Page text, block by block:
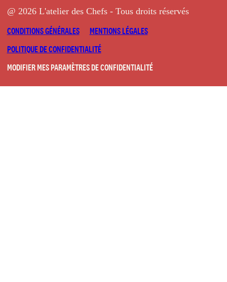
@ 2026 L'atelier des Chefs - Tous droits réservés
CONDITIONS GÉNÉRALES
MENTIONS LÉGALES
POLITIQUE DE CONFIDENTIALITÉ
MODIFIER MES PARAMÈTRES DE CONFIDENTIALITÉ